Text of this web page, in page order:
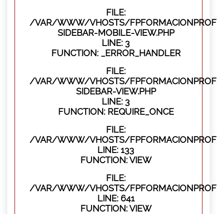
FILE:
/VAR/WWW/VHOSTS/
SIDEBAR-MOBILE-VIEW.PHP
LINE: 3
FUNCTION: _ERROR_HANDLER
FILE:
/VAR/WWW/VHOSTS/
SIDEBAR-VIEW.PHP
LINE: 3
FUNCTION: REQUIRE_ONCE
FILE:
/VAR/WWW/VHOSTS/
LINE: 133
FUNCTION: VIEW
FILE:
/VAR/WWW/VHOSTS/
LINE: 641
FUNCTION: VIEW